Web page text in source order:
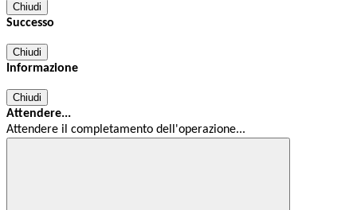
Chiudi
Successo
Chiudi
Informazione
Chiudi
Attendere...
Attendere il completamento dell'operazione...